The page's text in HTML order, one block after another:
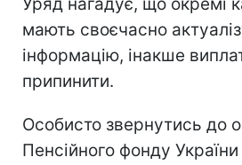
Уряд нагадує, що окремі
мають своєчасно
інформацію, інакше
припинити.
Особисто звернутись до
Пенсійного фонду